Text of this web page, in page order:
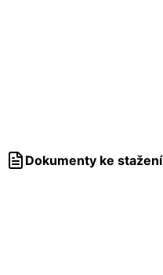
Dokumenty ke stažení